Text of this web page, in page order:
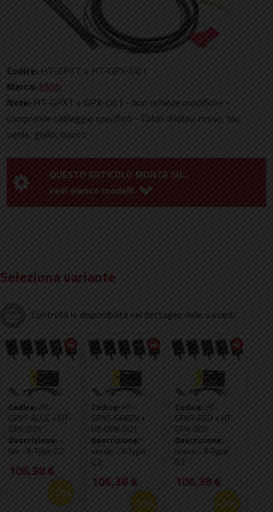
Codice: HT-GPXT + HT-GPX-D01
Marca: BMW
Note: HT-GPXT + GPX-D01 - non richiede modifiche -
comprende cablaggio specifico - Colori display: rosso, blu,
verde, giallo, bianco
QUESTO ARTICOLO MONTA SU...
Seleziona variante
Controlla le disponibilità nel dettaglio delle varianti
Codice: HT-
GPXT-BLUE + HT-
GPX-D01
Descrizione: -
blu - X-Type G2
106,38 €
-20%
Codice: HT-
GPXT-GREEN +
HT-GPX-D01
Descrizione: -
verde - X-Type
G2
106,38 €
-20%
Codice: HT-
GPXT-RED + HT-
GPX-D01
Descrizione: -
rosso - X-Type
G2
106,38 €
-20%